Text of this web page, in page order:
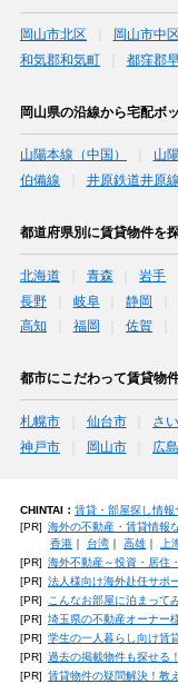
岡山市北区 岡山市中区
和気郡和気町
都窪郡
岡山県の沿線から宅配ボ
山陽本線（中国） 山
伯備線
井原鉄道井原線
都道府県別に賃貸物件を
北海道 青森 岩手
長野
岐阜 静岡
高知
福岡 佐賀
都市にこだわって賃貸物
札幌市 仙台市 さ
神戸市
岡山市 広
CHINTAI： 賃貸・部屋探し情報
[PR] 海外の不動産・賃貸情報
香港｜ 台湾｜ 高雄｜ 上
[PR] 海外不動産～投資・居住
[PR] 法人様向け海外赴任サポ
[PR]
こんなお部屋に泊まって
[PR] 埼玉県の不動産オーナー
[PR] 学生の一人暮らし向け賃
[PR] 過去の掲載物件も探せる
[PR] 賃貸物件の疑問解決！教